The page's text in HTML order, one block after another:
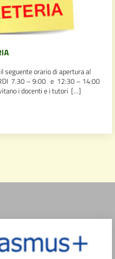
seguente orario di apertura al
7.30 – 9:00 e 12:30 – 14:00
i docenti e i tutori […]